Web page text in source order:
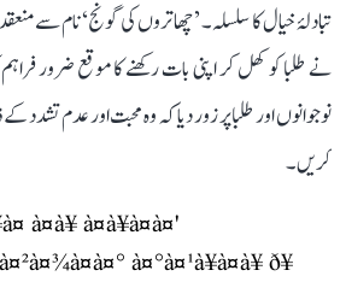
تبادلۂ خیال کا سلسلہ۔ ’چھاتروں کی گونج‘ نام سے
نے طلبا کو کھل کر اپنی بات رکھنے کا موقع ضرور
نوجوانوں اور طلبا پر زور دیا کہ وہ محبت اور عدم تشدد
کریں۔
à¤à¥ à¤à¥à¤à¤'
à¤°à¤¹à¥à¤à¥ ð¥